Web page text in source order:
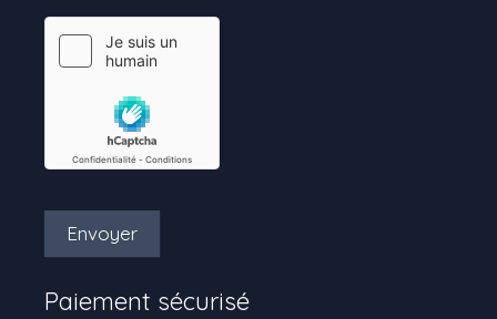
Envoyer
Paiement sécurisé